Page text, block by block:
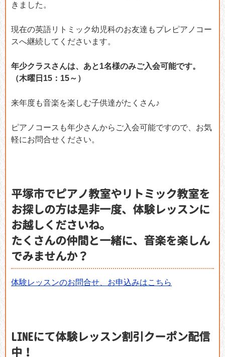
きました。
現在の英語リトミック幼児科のお友達もプレピアノコー
スへ継続してくださいます。
年少クラスさんは、あと1名様のみご入会可能です。
（木曜日15：15～）
来年度も音楽を楽しむ子供達がたくさん♪
ピアノコースも年少さんからご入会可能ですので、お気
軽にお問合せください。
平塚市でピアノ教室やリトミック教室を
お探しの方は是非一度、体験レッスンに
お越しくださいね。
たくさんの仲間と一緒に、音楽を楽しん
でみませんか？
体験レッスンのお問合せ、お申込みはこちら
LINEにて体験レッスン割引クーポン配信
中！